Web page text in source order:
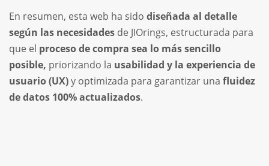
En resumen, esta web ha sido diseñada al detalle
según las necesidades de JIOrings, estructurada para
que el proceso de compra sea lo más sencillo
posible, priorizando la usabilidad y la experiencia de
usuario (UX)y optimizada para garantizar una fluidez
de datos 100% actualizados.